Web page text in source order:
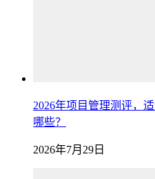
2026年项目管理测评，
哪些？
2026年7月29日